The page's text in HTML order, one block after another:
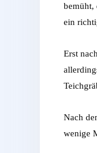
bemüht,
ein
Erst
Nach
wenige